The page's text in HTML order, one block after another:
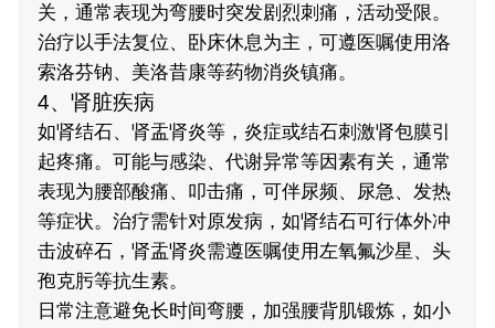
关，通常表现为弯腰时突发剧烈刺痛，活动受限。
治疗以手法复位、卧床休息为主，可遵医嘱使用洛
索洛芬钠、美洛昔康等药物消炎镇痛。
4、肾脏疾病
如肾结石、肾盂肾炎等，炎症或结石刺激肾包膜引
起疼痛。可能与感染、代谢异常等因素有关，通常
表现为腰部酸痛、叩击痛，可伴尿频、尿急、发热
等症状。治疗需针对原发病，如肾结石可行体外冲
击波碎石，肾盂肾炎需遵医嘱使用左氧氟沙星、头
孢克肟等抗生素。
日常注意避免长时间弯腰，加强腰背肌锻炼，如小